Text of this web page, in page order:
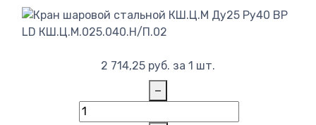
2 714,25 руб. за 1 шт.
−